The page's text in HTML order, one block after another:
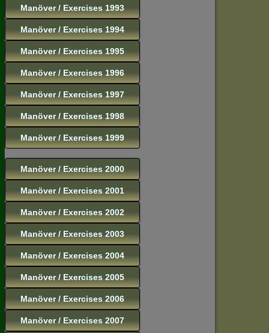
Manöver / Exercises 1993
Manöver / Exercises 1994
Manöver / Exercises 1995
Manöver / Exercises 1996
Manöver / Exercises 1997
Manöver / Exercises 1998
Manöver / Exercises 1999
Manöver / Exercises 2000
Manöver / Exercises 2001
Manöver / Exercises 2002
Manöver / Exercises 2003
Manöver / Exercises 2004
Manöver / Exercises 2005
Manöver / Exercises 2006
Manöver / Exercises 2007